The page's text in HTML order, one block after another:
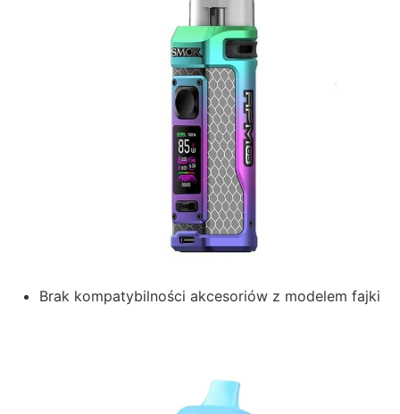
Brak kompatybilności akcesoriów z modelem fajki